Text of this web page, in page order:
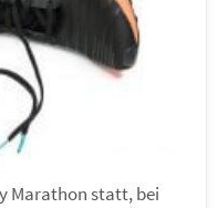
Marathon statt, bei